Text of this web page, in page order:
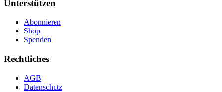
Unterstützen
Abonnieren
Shop
Spenden
Rechtliches
AGB
Datenschutz